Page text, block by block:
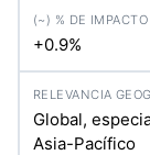
+0.9%
Global,
Asia-Pacífico